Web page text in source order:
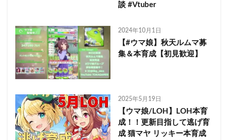
談 #Vtuber
2024年10月1日
【#ウマ娘】秋天ルムマ募
集＆本育成【初見歓迎】
2025年5月19日
【ウマ娘/LOH】LOH本育
成！！更新目指して逃げ育
成 猫マヤ リッキー本育成